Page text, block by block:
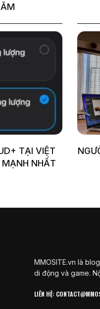
TẠI VIỆT
NHẤT
MMOSITE.vn là
di động và game.
LIÊN HỆ: